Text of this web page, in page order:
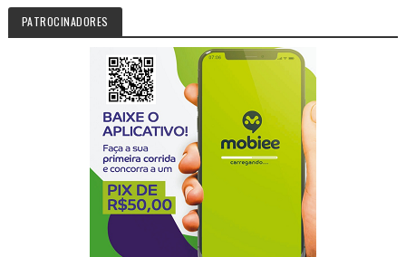
PATROCINADORES